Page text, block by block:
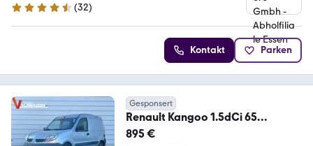
4.7 Sterne
(32)
Kontakt Parken
Gesponsert
Renault Kangoo 1.5dCi 65
Expression | € 895,- MARGE! |
895 €